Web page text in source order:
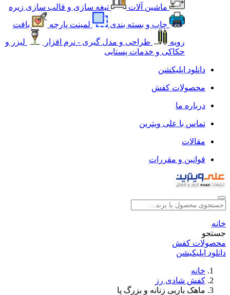
ماشین آلات
تیغه سازی و قالب سازی زیره
چاپ و بسته بندی
لمینت پارچه
بافت
رویه
طراحی و مدل گیری - نرم افزار
لیزر و
حکاکی و خدمات پستایی
دانلود اپلیکشن
محصولات کفش
درباره ما
تماس با علی ویترین
مقالات
قوانین و مقررات
خانه
جستجو
محصولات کفش
دانلود اپلیکیشن
خانه
کفش شادی رز
ماهک باربی زنانه و بزرگ پا